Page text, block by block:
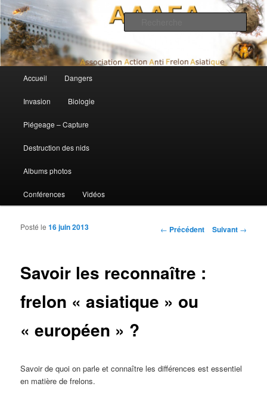
AAAFA
Association Action Anti Frelon Asiatique
Aller au contenu principal
Aller au contenu secondaire
Accueil Dangers
Invasion Biologie
Piégeage – Capture
Destruction des nids
Albums photos
Conférences Vidéos
Navigation des articles
← Précédent Suivant →
Savoir les reconnaître :
frelon « asiatique » ou
« européen » ?
Posté le16 juin 2013
Savoir de quoi on parle et connaître les différences est essentiel
en matière de frelons.